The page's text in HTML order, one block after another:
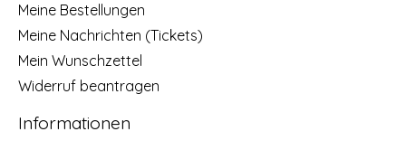
Meine Bestellungen
Meine Nachrichten (Tickets)
Mein Wunschzettel
Widerruf beantragen
Informationen